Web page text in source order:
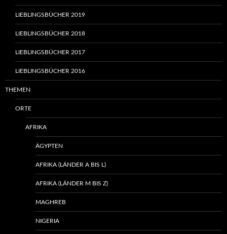
LIEBLINGSBÜCHER 2019
LIEBLINGSBÜCHER 2018
LIEBLINGSBÜCHER 2017
LIEBLINGSBÜCHER 2016
THEMEN
ORTE
AFRIKA
ÄGYPTEN
AFRIKA (LÄNDER A BIS L)
AFRIKA (LÄNDER M BIS Z)
MAGHREB
NIGERIA